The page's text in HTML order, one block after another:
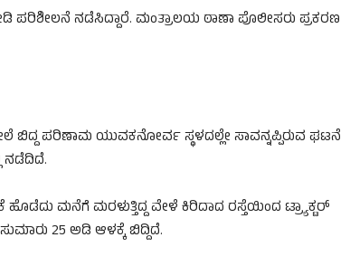
ಪರಿಶೀಲನೆ ನಡೆಸಿದ್ದಾರೆ. ಮಂತ್ರಾಲಯ ಠಾಣಾ ಪೊಲೀಸರು ಪ್ರಕರಣ
ಬಿದ್ದ ಪರಿಣಾಮ ಯುವಕನೋರ್ವ ಸ್ಥಳದಲ್ಲೇ ಸಾವನ್ನಪ್ಪಿರುವ ಘಟನೆ
ನಡೆದಿದೆ.
ಮನೆಗೆ ಮರಳುತ್ತಿದ್ದ ವೇಳೆ ಕಿರಿದಾದ ರಸ್ತೆಯಿಂದ ಟ್ರ್ಯಾಕ್ಟರ್‌
25 ಅಡಿ ಆಳಕ್ಕೆ ಬಿದ್ದಿದೆ.